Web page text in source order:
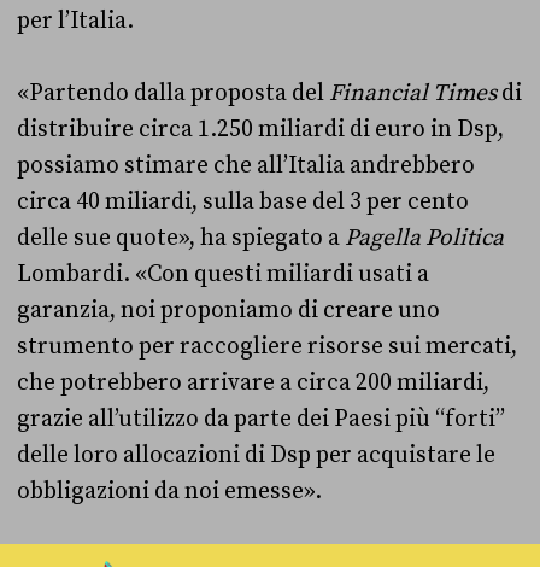
per l’Italia.
«Partendo dalla proposta del Financial Timesdi
distribuire circa 1.250 miliardi di euro in Dsp,
possiamo stimare che all’Italia andrebbero
circa 40 miliardi, sulla base del 3 per cento
delle sue quote», ha spiegato a Pagella Politica
Lombardi. «Con questi miliardi usati a
garanzia, noi proponiamo di creare uno
strumento per raccogliere risorse sui mercati,
che potrebbero arrivare a circa 200 miliardi,
grazie all’utilizzo da parte dei Paesi più “forti”
delle loro allocazioni di Dsp per acquistare le
obbligazioni da noi emesse».